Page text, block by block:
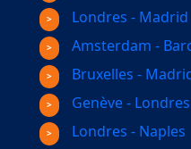
Londres - Madrid
Amsterdam -
Bruxelles -
Genève - Londres
Londres - Naples